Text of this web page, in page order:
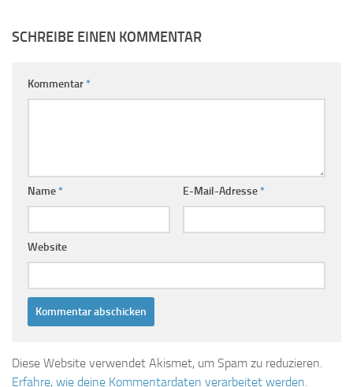
SCHREIBE EINEN KOMMENTAR
Kommentar*
Name* E-Mail-Adresse*
Website
Diese Website verwendet Akismet, um Spam zu reduzieren.
Erfahre, wie deine Kommentardaten verarbeitet werden.